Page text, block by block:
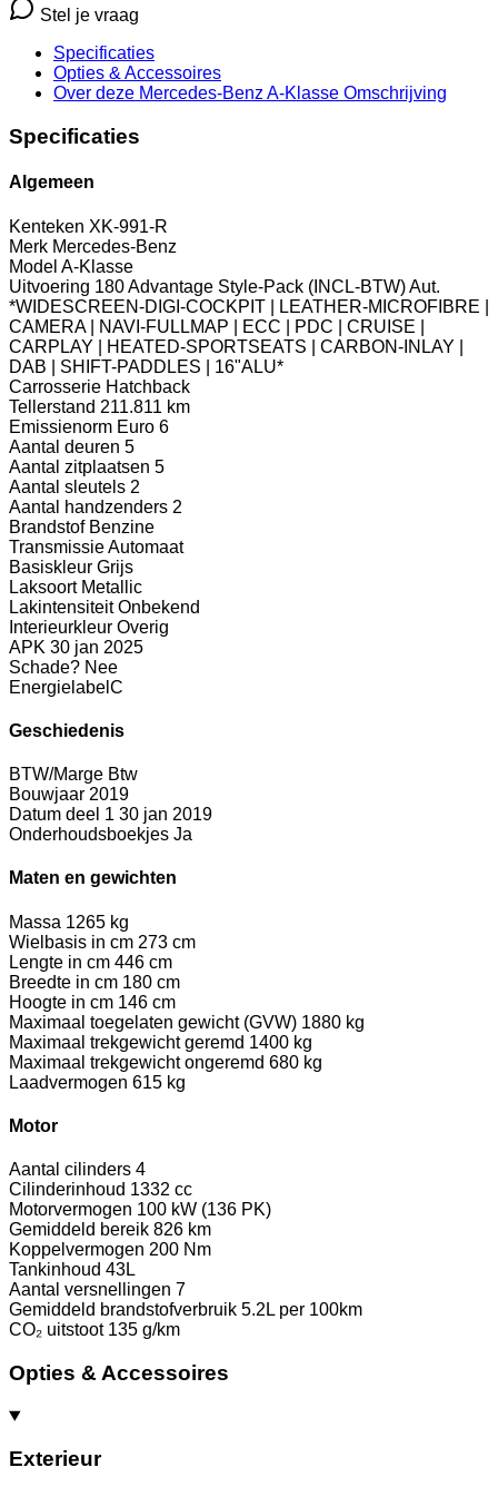
Stel je vraag
Specificaties
Opties & Accessoires
Over deze Mercedes-Benz A-Klasse Omschrijving
Specificaties
Algemeen
Kenteken XK-991-R
Merk Mercedes-Benz
Model A-Klasse
Uitvoering 180 Advantage Style-Pack (INCL-BTW) Aut.
*WIDESCREEN-DIGI-COCKPIT | LEATHER-MICROFIBRE |
CAMERA | NAVI-FULLMAP | ECC | PDC | CRUISE |
CARPLAY | HEATED-SPORTSEATS | CARBON-INLAY |
DAB | SHIFT-PADDLES | 16"ALU*
Carrosserie Hatchback
Tellerstand 211.811 km
Emissienorm Euro 6
Aantal deuren 5
Aantal zitplaatsen 5
Aantal sleutels 2
Aantal handzenders 2
Brandstof Benzine
TransmissieAutomaat
Basiskleur Grijs
Laksoort Metallic
Lakintensiteit Onbekend
Interieurkleur Overig
APK 30 jan 2025
Schade? Nee
Energielabel C
Geschiedenis
BTW/Marge Btw
Bouwjaar 2019
Datum deel 1 30 jan 2019
Onderhoudsboekjes Ja
Maten en gewichten
Massa 1265 kg
Wielbasis in cm 273 cm
Lengte in cm 446 cm
Breedte in cm 180 cm
Hoogte in cm 146 cm
Maximaal toegelaten gewicht (GVW) 1880 kg
Maximaal trekgewicht geremd 1400 kg
Maximaal trekgewicht ongeremd 680 kg
Laadvermogen 615 kg
Motor
Aantal cilinders 4
Cilinderinhoud 1332 cc
Motorvermogen 100 kW (136 PK)
Gemiddeld bereik 826 km
Koppelvermogen 200 Nm
Tankinhoud 43L
Aantal versnellingen 7
Gemiddeld brandstofverbruik 5.2L per 100km
CO₂ uitstoot 135 g/km
Opties & Accessoires
Exterieur